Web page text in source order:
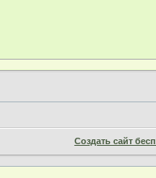
Создать сайт